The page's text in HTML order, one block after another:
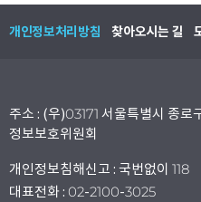
개인정보처리방침 찾아오시는 길
주소 : (우)03171 서울특별시 종
정보보호위원회
개인정보침해신고 : 국번없이 118
대표전화 : 02-2100-3025